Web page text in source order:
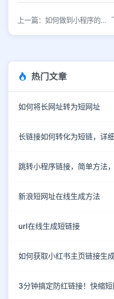
上一篇：如何做到小程序的吸粉、引流？
热门文章
如何将长网址转为短网址
长链接如何转化为短链，详
跳转小程序链接，简单方法
新浪短网址在线生成方法
url在线生成短链接
如何获取小红书主页链接生成